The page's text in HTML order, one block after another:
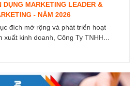
DỤNG MARKETING LEADER &
- NĂM 2026
đích mở rộng và phát triển hoạt
xuất kinh doanh, Công Ty TNHH...